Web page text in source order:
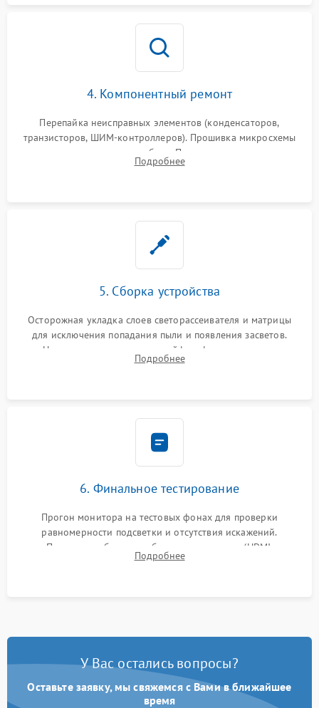
4. Компонентный ремонт
Перепайка неисправных элементов (конденсаторов,
транзисторов, ШИМ-контроллеров). Прошивка микросхемы
памяти при программных сбоях. При поломке подсветки —
разборка матрицы и замена выгоревших светодиодов.
Подробнее
5. Сборка устройства
Осторожная укладка слоев светорассеивателя и матрицы
для исключения попадания пыли и появления засветов.
Надежное подключение шлейфов, фиксация плат и
аккуратное защелкивание пластикового корпуса монитора.
Подробнее
6. Финальное тестирование
Прогон монитора на тестовых фонах для проверки
равномерности подсветки и отсутствия искажений.
Проверка работоспособности всех портов (HDMI,
DisplayPort, VGA) и кнопок управления под нагрузкой в
Подробнее
У Вас остались вопросы?
Оставьте заявку, мы свяжемся с Вами в ближайшее
время